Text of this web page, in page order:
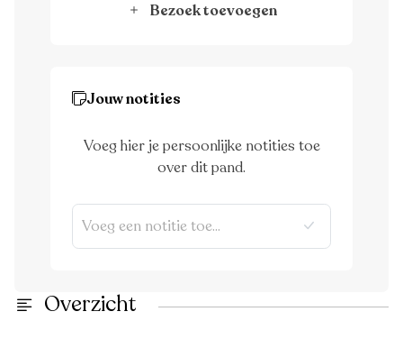
Bezoek toevoegen
Jouw notities
Voeg hier je persoonlijke notities toe
over dit pand.
Overzicht